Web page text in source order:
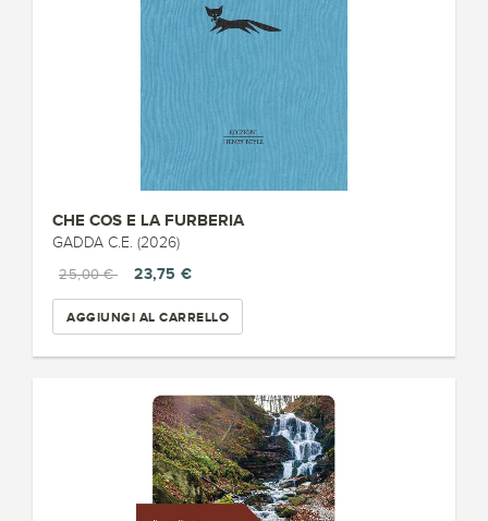
CHE COS E LA FURBERIA
GADDA C.E. (2026)
25,00 €
23,75 €
AGGIUNGI AL CARRELLO